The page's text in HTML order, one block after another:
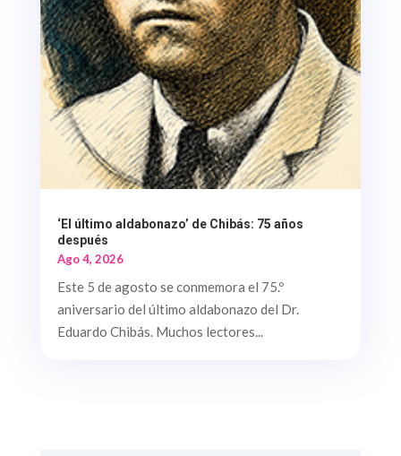
‘El último aldabonazo’ de Chibás: 75 años
después
Ago 4, 2026
Este 5 de agosto se conmemora el 75.º
aniversario del último aldabonazo del Dr.
Eduardo Chibás. Muchos lectores...